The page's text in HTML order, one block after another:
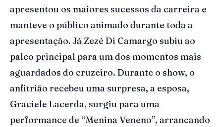
apresentou os maiores sucessos da carreira e
manteve o público animado durante toda a
apresentação. Já Zezé Di Camargo subiu ao
palco principal para um dos momentos mais
aguardados do cruzeiro. Durante o show, o
anfitrião recebeu uma surpresa, a esposa,
Graciele Lacerda, surgiu para uma
performance de “Menina Veneno”, arrancando